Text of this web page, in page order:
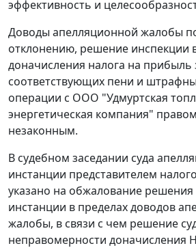
эффективность и
Доводы апелляционной жалобы
отклонению, решение инспекции
доначисления налога на прибыль
соответствующих пени и
операции с ООО "Удмуртская
энергетическая компания"
незаконным.
В судебном заседании суда
инстанции представителем
указано на обжалование решения
инстанции в пределах доводов
жалобы, в связи с чем решение
неправомерности доначисления